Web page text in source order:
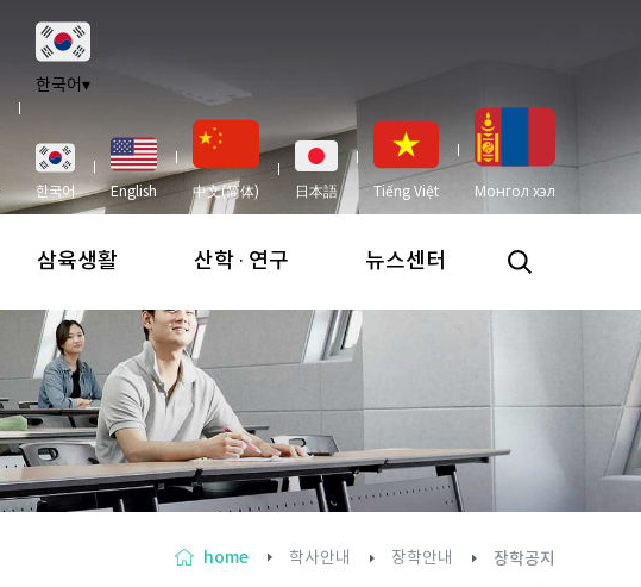
한국어▾
한국어 English 中文(简体) 日本語 Tiếng Việt Монгол хэл
삼육생활 산학 · 연구 뉴스센터
home 학사안내 장학안내
장학공지